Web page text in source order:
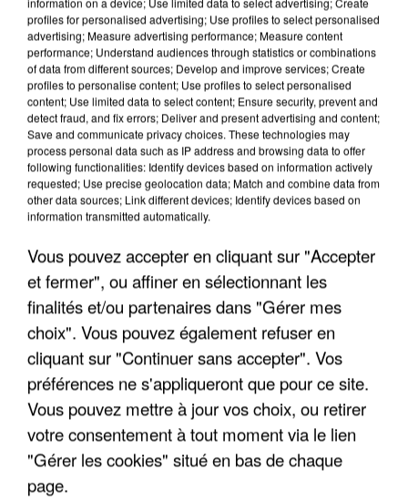
APRÈS TOUTES CES CANICULES, LES REFUGES
DE FAUNE SAUVAGE SONT...
profiles for personalised advertising; Use profiles to select personalised
advertising; Measure advertising performance; Measure content
performance; Understand audiences through statistics or combinations
of data from different sources; Develop and improve services; Create
profiles to personalise content; Use profiles to select personalised
content; Use limited data to select content; Ensure security, prevent and
detect fraud, and fix errors; Deliver and present advertising and content;
Save and communicate privacy choices. These technologies may
process personal data such as IP address and browsing data to offer
following functionalities: Identify devices based on information actively
requested; Use precise geolocation data; Match and combine data from
other data sources; Link different devices; Identify devices based on
information transmitted automatically.
Vous pouvez accepter en cliquant sur "Accepter
et fermer", ou affiner en sélectionnant les
finalités et/ou partenaires dans "Gérer mes
choix". Vous pouvez également refuser en
cliquant sur "Continuer sans accepter". Vos
préférences ne s'appliqueront que pour ce site.
Vous pouvez mettre à jour vos choix, ou retirer
votre consentement à tout moment via le lien
"Gérer les cookies" situé en bas de chaque
page.